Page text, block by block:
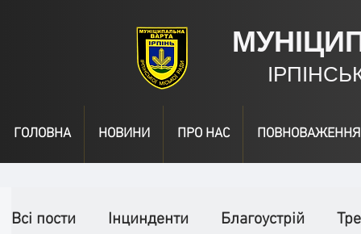
ГОЛОВНА НОВИНИ ПРО НАС ПОВНОВАЖЕННЯ
Всі пости Інцинденти Благоустрій